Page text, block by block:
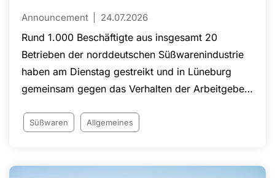
Announcement 24.07.2026
Rund 1.000 Beschäftigte aus insgesamt 20
Betrieben der norddeutschen Süßwarenindustrie
haben am Dienstag gestreikt und in Lüneburg
gemeinsam gegen das Verhalten der Arbeitgeber
Süßwaren Allgemeines